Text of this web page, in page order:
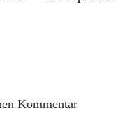
Kommentar